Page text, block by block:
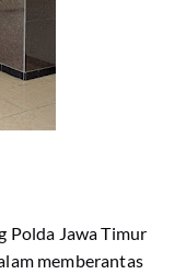
Polda Jawa Timur
memberantas